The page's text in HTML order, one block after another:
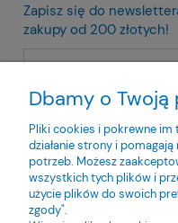
Zapisz się do
zakupy od 200 złotych!
Twoje dane będą
prywatności
Dbamy o
Pliki cookies i pokrewne
działanie strony i
potrzeb. Możesz
wszystkich tych plików i
użycie plików do swoich
zgody".